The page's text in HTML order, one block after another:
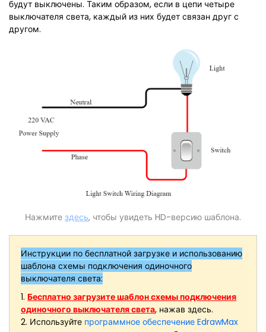
будут выключены. Таким образом, если в цепи четыре
выключателя света, каждый из них будет связан друг с
другом.
Нажмите здесь, чтобы увидеть HD-версию шаблона.
Инструкции по бесплатной загрузке и использованию
шаблона схемы подключения одиночного
выключателя света:
1.Бесплатно загрузите шаблон схемы подключения
одиночного выключателя света, нажав здесь.
2. Используйте программное обеспечение EdrawMax